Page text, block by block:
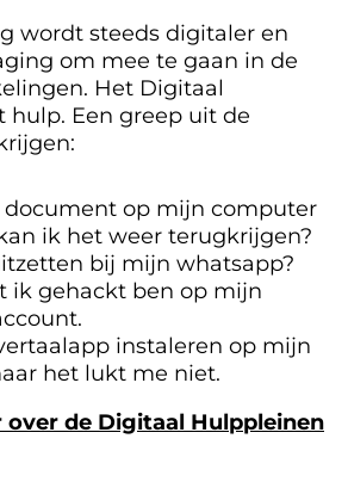
wordt steeds digitaler en
om mee te gaan in de
Het Digitaal
hulp. Een greep uit de
document op mijn computer
ik het weer terugkrijgen?
bij mijn whatsapp?
ik gehackt ben op mijn
instaleren op mijn
het lukt me niet.
over de Digitaal Hulppleinen